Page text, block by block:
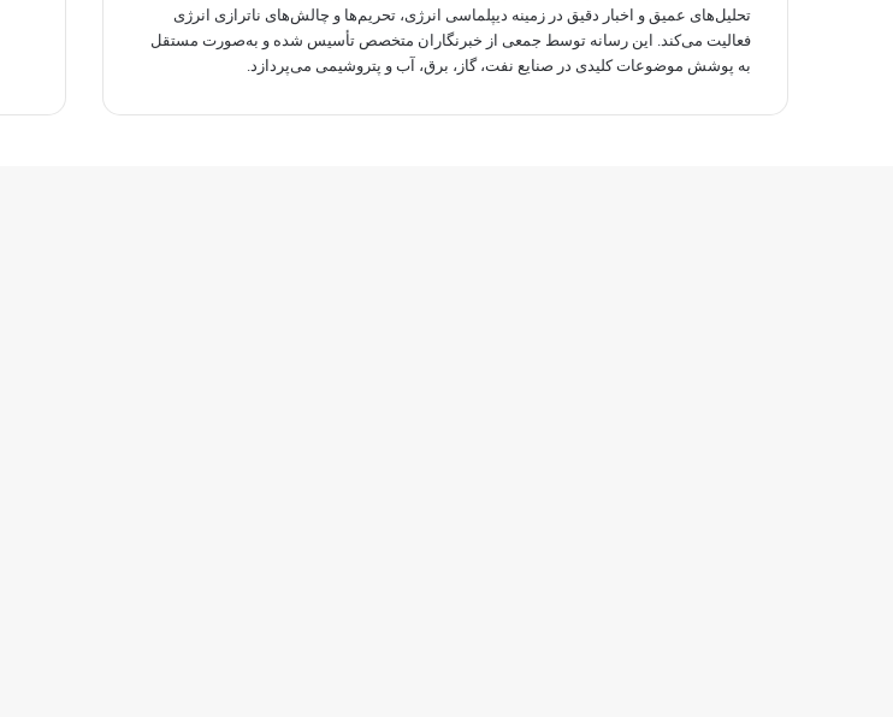
تحلیل‌های عمیق و اخبار دقیق در زمینه دیپلماسی انرژی، تحریم‌ها و چالش‌های ناترازی انرژی
فعالیت می‌کند. این رسانه توسط جمعی از خبرنگاران متخصص تأسیس شده و به‌صورت مستقل
به پوشش موضوعات کلیدی در صنایع نفت، گاز، برق، آب و پتروشیمی می‌پردازد.